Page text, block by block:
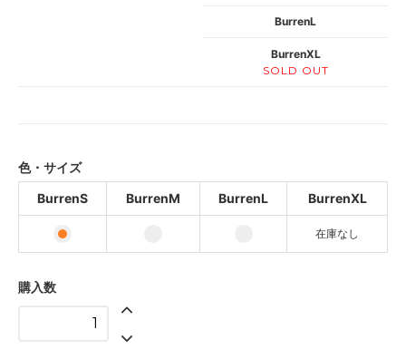
BurrenL
BurrenXL
SOLD OUT
色・サイズ
BurrenS
BurrenM BurrenL BurrenXL
在庫なし
購入数